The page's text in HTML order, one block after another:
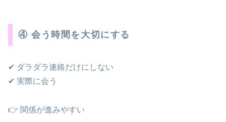
④ 会う時間を大切にする
✔ ダラダラ連絡だけにしない
✔ 実際に会う
👉 関係が進みやすい